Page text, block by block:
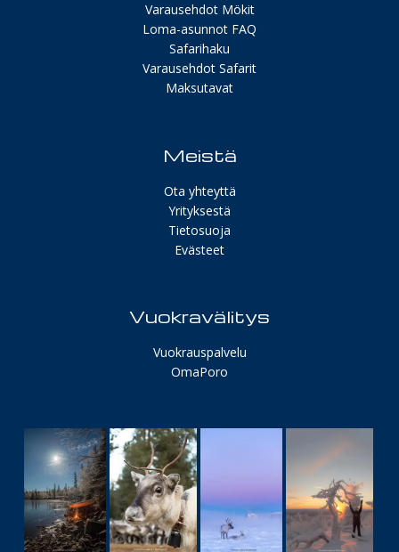
Varausehdot Mökit
Loma-asunnot FAQ
Safarihaku
Varausehdot Safarit
Maksutavat
Meistä
Ota yhteyttä
Yrityksestä
Tietosuoja
Evästeet
Vuokravälitys
Vuokrauspalvelu
OmaPoro